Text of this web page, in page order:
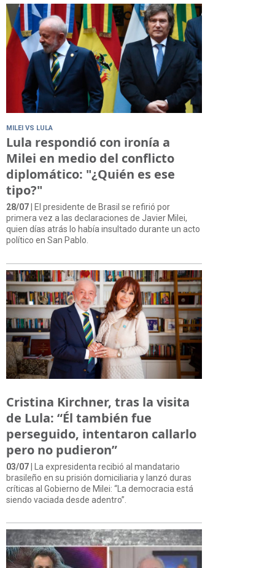
MILEI VS LULA
Lula respondió con ironía a
Milei en medio del conflicto
diplomático: "¿Quién es ese
tipo?"
28/07 | El presidente de Brasil se refirió por
primera vez a las declaraciones de Javier Milei,
quien días atrás lo había insultado durante un acto
político en San Pablo.
Cristina Kirchner, tras la visita
de Lula: “Él también fue
perseguido, intentaron callarlo
pero no pudieron”
03/07| La expresidenta recibió al mandatario
brasileño en su prisión domiciliaria y lanzó duras
críticas al Gobierno de Milei: “La democracia está
siendo vaciada desde adentro”.